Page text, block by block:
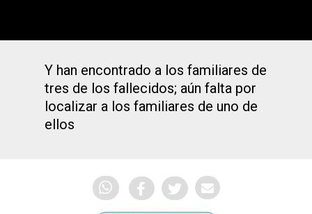
Y han encontrado a los familiares de
tres de los fallecidos; aún falta por
localizar a los familiares de uno de
ellos